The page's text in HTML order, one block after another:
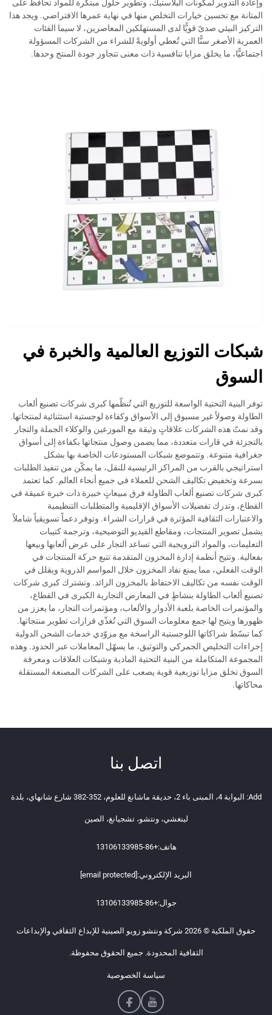
وإعادة التدوير لمكونات البلاستيك، وتطوير حلول مبتكرة للمواد تحافظ على
المتانة مع تحسين خيارات التخلص منها في نهاية عمرها الافتراضي. ويجد هذا
التركيز البيئي صدىً قويًّا لدى المستهلكين المعاصرين، لا سيما الفئات
العمرية الأصغر سنًّا التي تُعطي أولويةً للشراء من الشركات المسؤولة
اجتماعيًّا، ما يخلق مزايا تنافسية ذات معنى تتجاوز جودة المنتج وحدها.
شبكات التوزيع العالمية والخبرة في
السوق
توفر البنية التحتية الواسعة للتوزيع التي تُنظّمها كبرى شركات تصنيع ألعاب
الطاولة وصولاً غير مسبوق إلى الأسواق وكفاءة لوجستية استثنائية لمنتجاتها.
وقد نمتّ هذه الشركات علاقاتٍ وثيقة مع الموزعين والوكلاء الجملة والتجار
بالتجزئة في قارات متعددة، مما يضمن وصول منتجاتها بكفاءة إلى أسواق
جغرافية متنوعة. وتتموضع شبكات المستودعات الخاصة بها بشكل
استراتيجي بالقرب من المراكز الرئيسية للنقل، ما يمكّن من تنفيذ الطلبات
بسرعة وتخفيض تكاليف الشحن للعملاء في جميع أنحاء العالم. كما تعتمد
كبرى شركات تصنيع ألعاب الطاولة فرق مبيعاتٍ خبيرة ذات خبرة عميقة في
القطاع، وتدرك تفضيلات الأسواق الإقليمية والمتطلبات التنظيمية
والاعتبارات الثقافية المؤثرة في قرارات الشراء. وتوفر دعماً تسويقياً شاملاً
يشمل تصوير المنتجات، ومقاطع الفيديو التوضيحية، وترجمة كتيبات
التعليمات، والمواد الترويجية التي تساعد التجار على عرض ألعابها وبيعها
بفعالية. وتتيح أنظمة إدارة المخزون المتقدمة تتبع حركة المنتجات في
الوقت الفعلي، مما يمنع نفاد المخزون خلال المواسم الذروية ويقلل في
الوقت نفسه من تكاليف الاحتفاظ بالمخزون الزائد. وتشترك كبرى شركات
تصنيع ألعاب الطاولة بنشاطٍ في المعارض التجارية الكبرى في القطاع،
والمؤتمرات الخاصة بلعبة الأدوار والألعاب، ومؤتمرات التجار، ما يعزز من
ظهورها ويتيح لها جمع معلومات السوق التي تُغذّي قرارات تطوير منتجاتها.
كما تبسّط شراكاتها اللوجستية الراسخة مع مزوّدي خدمات الشحن الدولية
إجراءات التخليص الجمركي والتوثيق، ما يسهّل المعاملات عبر الحدود. وهذه
المجموعة المتكاملة من البنية التحتية المادية وشبكات العلاقات ومعرفة
السوق تخلق مزايا توزيعية قوية يصعب على الشركات المصنعة المستقلة
محاكاتها.
اتصل بنا
Add: البوابة 4، المبنى باء 2، حديقة ماشانغ للعلوم، 352-382 شارع شانهاي، بلدة
لينغشي، ونتشو، تشجيانغ، الصين
هاتف:+86-13106133985
البريد الإلكتروني:
جوال:+86-13106133985
حقوق الملكية © 2026 شركة ونتشو زويو الصينية للإبداع الثقافي والإبداعات
الثقافية المحدودة. جميع الحقوق محفوظة.
سياسة الخصوصية